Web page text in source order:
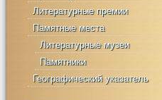
Литературные премии
Памятные места
Литературные музеи
Памятники
Географический указатель